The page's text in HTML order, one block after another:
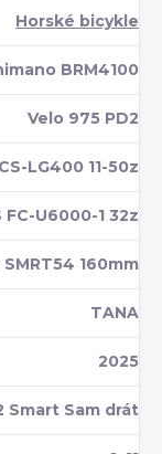
Horské bicykle
BRM4100
Velo 975 PD2
LG400 11-50z
FC-U6000-1 32z
160mm
TANA
2025
Smart Sam drát